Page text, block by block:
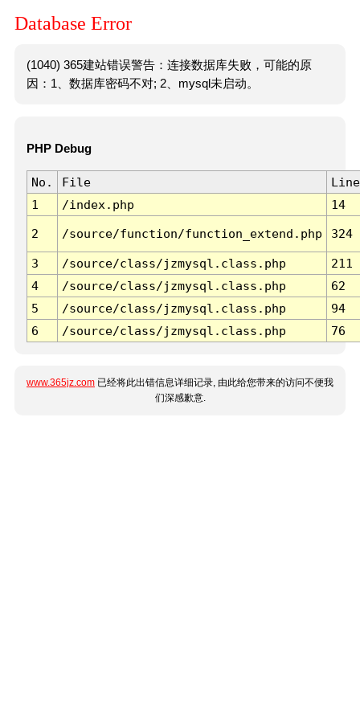
Database Error
(1040) 365建站错误警告：连接数据库失败，可能的原
因：1、数据库密码不对; 2、mysql未启动。
PHP Debug
No. File
Line
1
/index.php 14
2 /source/function/function_extend.php 324
3 /source/class/jzmysql.class.php
211
4
/source/class/jzmysql.class.php
62
5
/source/class/jzmysql.class.php
94
6
/source/class/jzmysql.class.php 76
www.365jz.com 已经将此出错信息详细记录, 由此给您带来的访问不便我
们深感歉意.